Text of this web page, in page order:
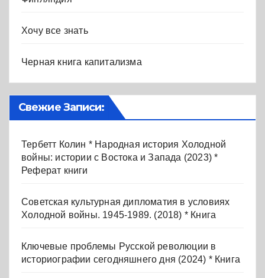
Хочу все знать
Черная книга капитализма
Свежие Записи:
Тербетт Колин * Народная история Холодной
войны: истории с Востока и Запада (2023) *
Реферат книги
Советская культурная дипломатия в условиях
Холодной войны. 1945-1989. (2018) * Книга
Ключевые проблемы Русской революции в
историографии сегодняшнего дня (2024) * Книга